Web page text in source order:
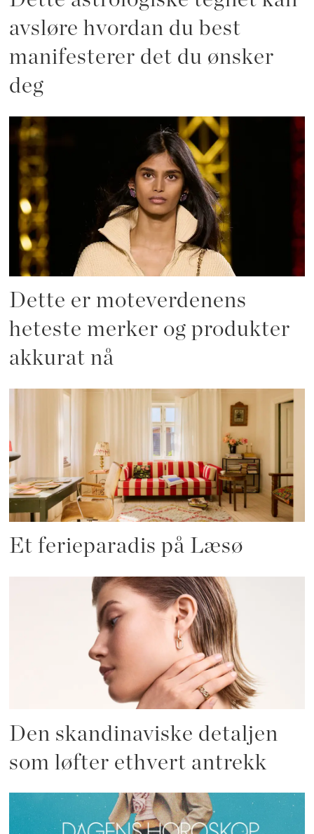
avsløre hvordan du best
manifesterer det du ønsker
deg
Dette er moteverdenens
heteste merker og produkter
akkurat nå
Et ferieparadis på Læsø
Den skandinaviske detaljen
som løfter ethvert antrekk